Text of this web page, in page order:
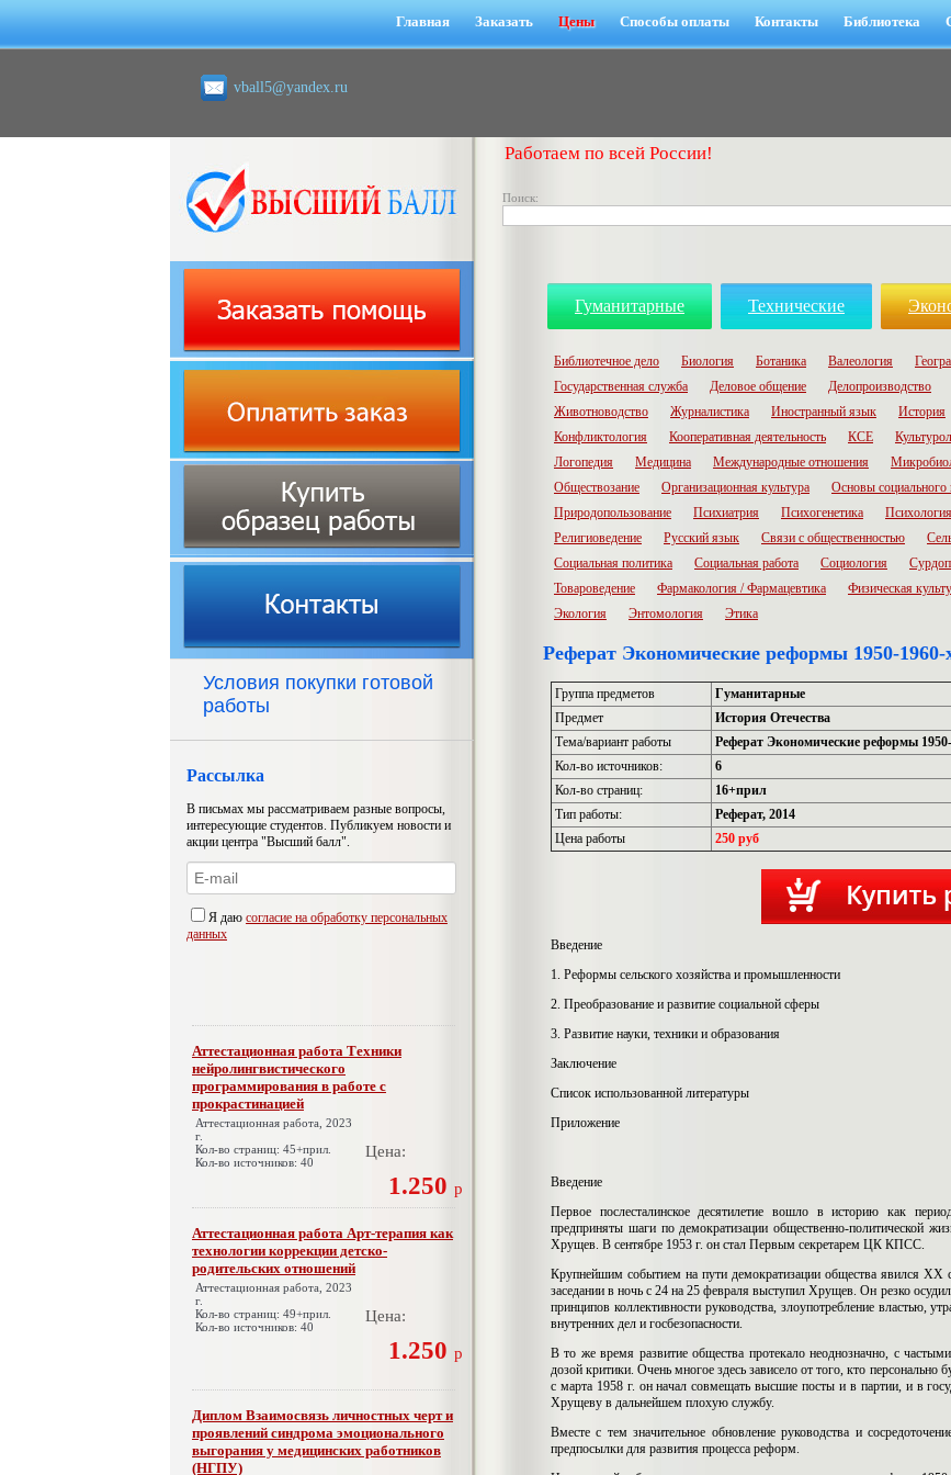
Главная Заказать Цены Способы оплаты Контакты Библиотека
vball5@yandex.ru
Работаем по всей России!
Поиск:
Условия покупки готовой
работы
Рассылка
В письмах мы рассматриваем разные вопросы,
интересующие студентов. Публикуем новости и
акции центра "Высший балл".
Я даю согласие на обработку персональных
данных
Аттестационная работа Техники
нейролингвистического
программирования в работе с
прокрастинацией
Аттестационная работа, 2023
г.
Кол-во страниц: 45+прил.
Кол-во источников: 40
Цена:
1.250 р
Аттестационная работа Арт-терапия как
технологии коррекции детско-
родительских отношений
Аттестационная работа, 2023
г.
Кол-во страниц: 49+прил.
Кол-во источников: 40
Цена:
1.250 р
Диплом Взаимосвязь личностных черт и
проявлений синдрома эмоционального
выгорания у медицинских работников
(НГПУ)
Гуманитарные Технические
Библиотечное дело Биология Ботаника Валеология
Государственная служба
Деловое общение Делопроизводство
Животноводство
Журналистика Иностранный язык История
Конфликтология
Кооперативная деятельность КСЕ
Логопедия
Медицина Международные отношения
Обществозание
Организационная культура Основы социального
Природопользование
Психиатрия Психогенетика Психология
Религиоведение
Русский язык Связи с общественностью
Социальная политика
Социальная работа Социология
Товароведение
Фармакология / Фармацевтика Физическая
Экология
Энтомология Этика
Реферат Экономические реформы 1950-
Группа предметов
Гуманитарные
Предмет
История Отечества
Тема/вариант работы
Реферат Экономические реформы
Кол-во источников:
6
Кол-во страниц:
16+прил
Тип работы:
Реферат, 2014
Цена работы
250 руб
Введение
1. Реформы сельского хозяйства и промышленности
2. Преобразование и развитие социальной сферы
3. Развитие науки, техники и образования
Заключение
Список использованной литературы
Приложение
Введение
Первое послесталинское десятилетие вошло в историю как
предприняты шаги по демократизации общественно-политической
Хрущев. В сентябре 1953 г. он стал Первым секретарем ЦК КПСС.
Крупнейшим событием на пути демократизации общества явился
заседании в ночь с 24 на 25 февраля выступил Хрущев. Он резко
принципов коллективности руководства, злоупотребление властью,
внутренних дел и госбезопасности.
В то же время развитие общества протекало неоднозначно, с
дозой критики. Очень многое здесь зависело от того, кто персонально
с марта 1958 г. он начал совмещать высшие посты и в партии, и в
Хрущеву в дальнейшем плохую службу.
Вместе с тем значительное обновление руководства и
предпосылки для развития процесса реформ.